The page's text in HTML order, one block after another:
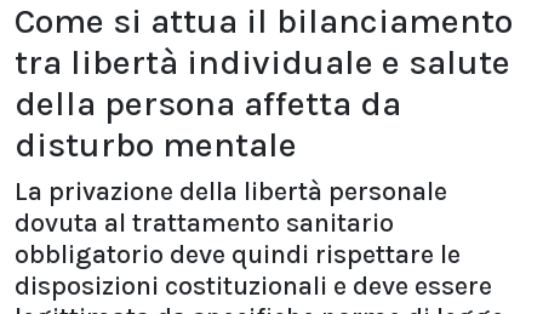
Come si attua il bilanciamento
tra libertà individuale e salute
della persona affetta da
disturbo mentale
La privazione della libertà personale
dovuta al trattamento sanitario
obbligatorio deve quindi rispettare le
disposizioni costituzionali e deve essere